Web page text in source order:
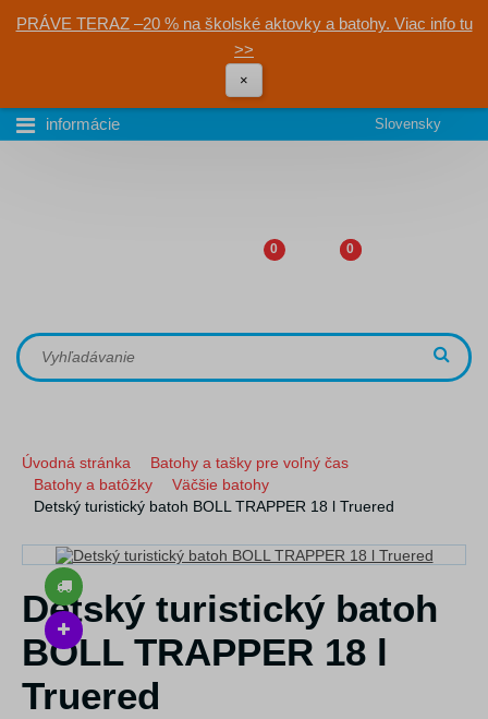
PRÁVE TERAZ –20 % na školské aktovky a batohy. Viac info tu
>>
×
informácie Slovensky
0 0
Úvodná stránka
Batohy a tašky pre voľný čas
Batohy a batôžky
Väčšie batohy
Detský turistický batoh BOLL TRAPPER 18 l Truered
Detský turistický batoh
BOLL TRAPPER 18 l
Truered